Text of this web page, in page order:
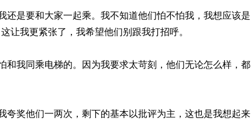
还是要和大家一起乘。我不知道他们怕不怕我，我想应该是
让我更紧张了，我希望他们别跟我打招呼。
和我同乘电梯的。因为我要求太苛刻，他们无论怎么样，都
夸奖他们一两次，剩下的基本以批评为主，这也是我想起来